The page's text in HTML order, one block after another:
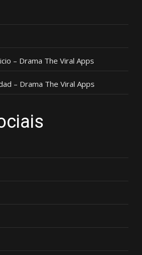
– Drama The Viral Apps
– Drama The Viral Apps